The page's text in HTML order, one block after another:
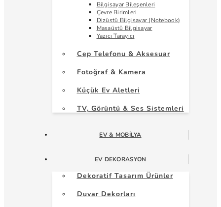
Bilgisayar Bileşenleri
Çevre Birimleri
Dizüstü Bilgisayar (Notebook)
Masaüstü Bilgisayar
Yazıcı Tarayıcı
Cep Telefonu & Aksesuar
Fotoğraf & Kamera
Küçük Ev Aletleri
TV, Görüntü & Ses Sistemleri
EV & MOBILYA
EV DEKORASYON
Dekoratif Tasarım Ürünler
Duvar Dekorları